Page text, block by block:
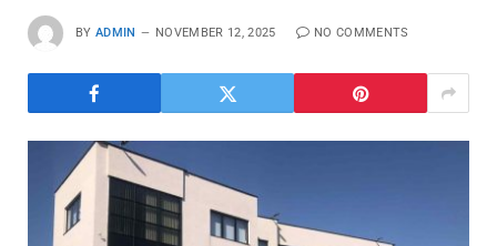
BY ADMIN NOVEMBER 12, 2025 NO COMMENTS